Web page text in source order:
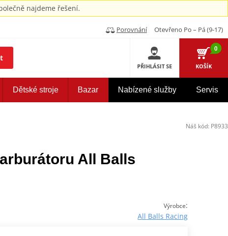
najdeme řešení.
Porovnání Otevřeno Po – Pá (9-17)
PŘIHLÁSIT SE
0
KOŠÍK
Dětské stroje Bazar Nabízené služby Servis
All Balls
Výrobce:
All Balls Racing
Náš kód: P8933